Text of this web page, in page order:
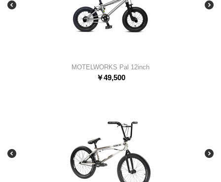
MOTELWORKS Pal 12inch
￥49,500